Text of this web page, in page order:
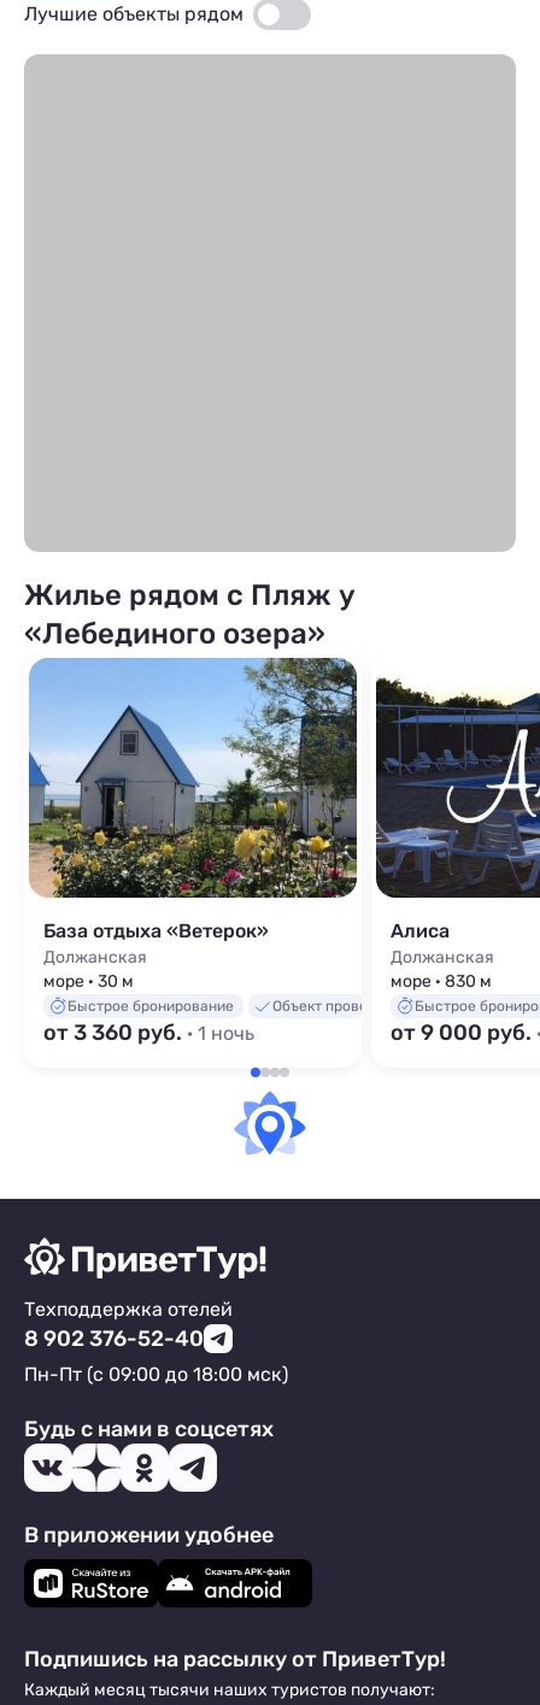
Лучшие объекты рядом
Жилье рядом с Пляж у
«Лебединого озера»
База отдыха «Ветерок»
Должанская
море · 30 м
Быстрое бронирование Объект проверен
от 3 360 руб. · 1 ночь
Алиса
Должанская
море · 830 м
Быстрое
от 9 000 руб.
Техподдержка отелей
8 902 376-52-40
Пн-Пт (с 09:00 до 18:00 мск)
Будь с нами в соцсетях
В приложении удобнее
Подпишись на рассылку от ПриветТур!
Каждый месяц тысячи наших туристов получают: